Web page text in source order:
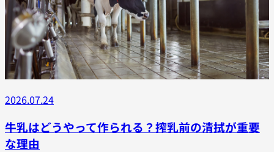
2026.07.24
牛乳はどうやって作られる？搾乳前の清拭が重要
な理由